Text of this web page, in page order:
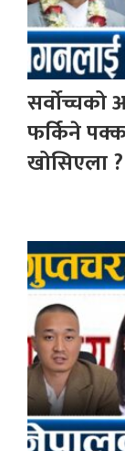
फर्किने
खोसिएला